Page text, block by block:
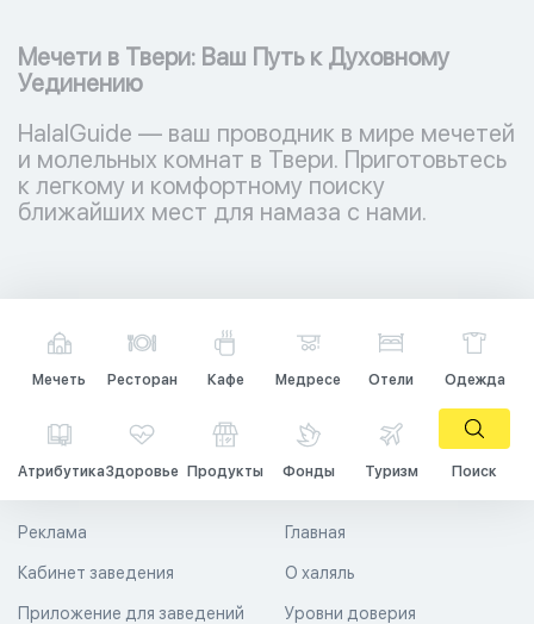
Мечети в Твери: Ваш Путь к Духовному
Уединению
HalalGuide — ваш проводник в мире мечетей
и молельных комнат в Твери. Приготовьтесь
к легкому и комфортному поиску
ближайших мест для намаза с нами.
Мечеть Ресторан Кафе Медресе Отели Одежда
АтрибутикаЗдоровье Продукты Фонды Туризм Поиск
Главная
О халяль
Уровни доверия
Реклама
Кабинет заведения
Приложение для заведений